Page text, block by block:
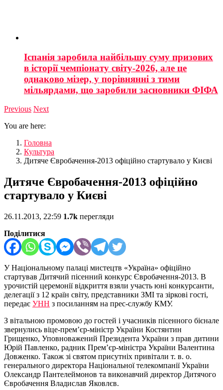
Іспанія заробила найбільшу суму призових
в історії чемпіонату світу-2026, але це
однаково мізер, у порівнянні з тими
мільярдами, що заробили засновники ФІФА
Previous Next
You are here:
Головна
Культура
Дитяче Євробачення-2013 офіційно стартувало у Києві
Дитяче Євробачення-2013 офіційно
стартувало у Києві
26.11.2013, 22:59 1.7k перегляди
Поділитися
У Національному палаці мистецтв «Україна» офіційно
стартував Дитячий пісенний конкурс Євробачення-2013. В
урочистій церемонії відкриття взяли участь юні конкурсанти,
делегації з 12 країн світу, представники ЗМІ та зіркові гості,
передає УНН з посиланням на прес-службу КМУ.
З вітальною промовою до гостей і учасників пісенного бієнале
звернулись віце-прем’єр-міністр України Костянтин
Грищенко, Уповноважений Президента України з прав дитини
Юрій Павленко, радник Прем’єр-міністра України Валентина
Довженко. Також зі святом присутніх привітали т. в. о.
генерального директора Національної телекомпанії України
Олександр Пантелеймонов та виконавчий директор Дитячого
Євробачення Владислав Яковлєв.